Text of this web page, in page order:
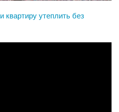
квартиру утеплить без